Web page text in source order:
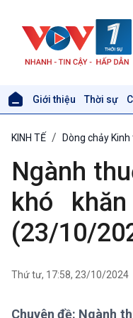
Giới thiệu Thời sự
Tin Đời sống & Xã hội
KINH TẾ Dòng chảy Kinh
Ngành
khó
(23/10/
Thứ tư, 17:58, 23/10/2024
Chuyên đề: Ngành